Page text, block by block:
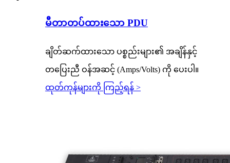
မီတာတပ်ထားသော PDU
ချိတ်ဆက်ထားသော ပစ္စည်းများ၏ အချိန်နှင့်
တပြေးညီ ဝန်အဆင့် (Amps/Volts) ကို ပေးပါ။
ထုတ်ကုန်များကို ကြည့်ရန် >